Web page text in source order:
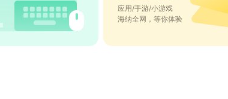
应用/手游/小游戏
海纳全网，等你体验